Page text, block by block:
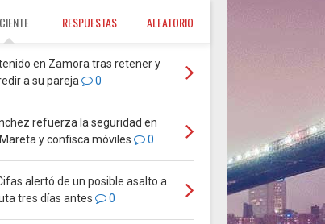
RESPUESTAS ALEATORIO
en Zamora tras retener y
a su pareja
0
refuerza la seguridad en
y confisca móviles
0
alertó de un posible asalto a
tres días antes
0